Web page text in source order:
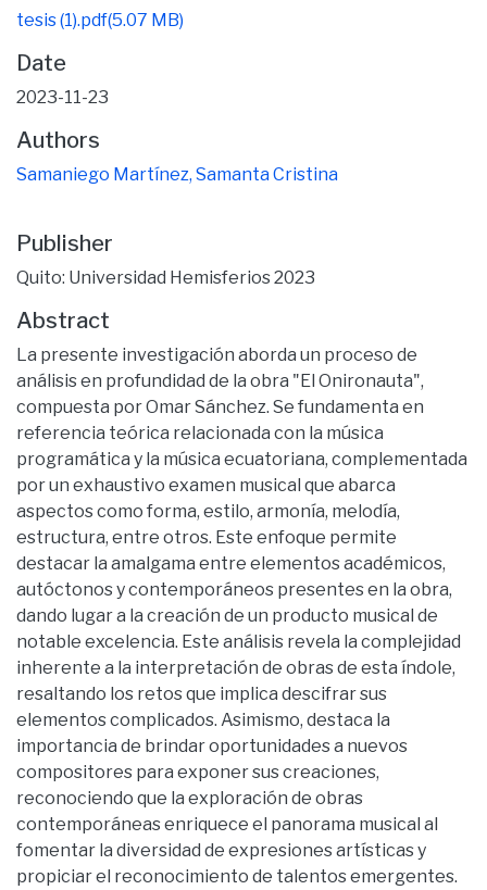
tesis (1).pdf(5.07 MB)
Date
2023-11-23
Authors
Samaniego Martínez, Samanta Cristina
Publisher
Quito: Universidad Hemisferios 2023
Abstract
La presente investigación aborda un proceso de
análisis en profundidad de la obra "El Onironauta",
compuesta por Omar Sánchez. Se fundamenta en
referencia teórica relacionada con la música
programática y la música ecuatoriana, complementada
por un exhaustivo examen musical que abarca
aspectos como forma, estilo, armonía, melodía,
estructura, entre otros. Este enfoque permite
destacar la amalgama entre elementos académicos,
autóctonos y contemporáneos presentes en la obra,
dando lugar a la creación de un producto musical de
notable excelencia. Este análisis revela la complejidad
inherente a la interpretación de obras de esta índole,
resaltando los retos que implica descifrar sus
elementos complicados. Asimismo, destaca la
importancia de brindar oportunidades a nuevos
compositores para exponer sus creaciones,
reconociendo que la exploración de obras
contemporáneas enriquece el panorama musical al
fomentar la diversidad de expresiones artísticas y
propiciar el reconocimiento de talentos emergentes.